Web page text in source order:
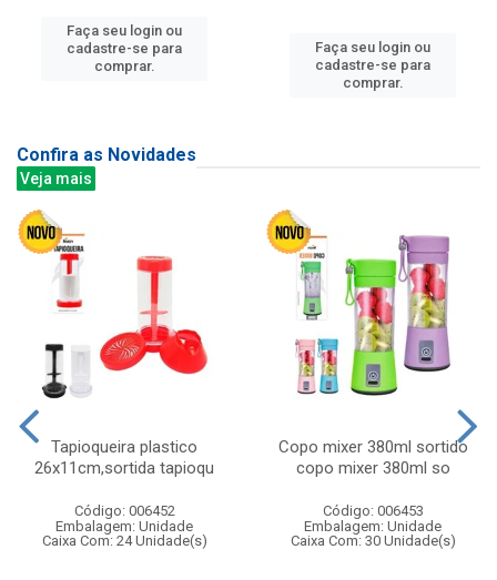
Faça seu login ou
cadastre-se para
comprar.
Faça seu login ou
cadastre-se para
comprar.
Confira as Novidades
Veja mais
Tapioqueira plastico
26x11cm,sortida tapioqu
Código: 006452
Embalagem: Unidade
Caixa Com: 24 Unidade(s)
Copo mixer 380ml sortido
copo mixer 380ml so
Código: 006453
Embalagem: Unidade
Caixa Com: 30 Unidade(s)